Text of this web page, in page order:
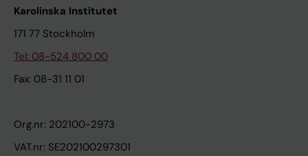
Karolinska Institutet
171 77 Stockholm
Tel: 08-524 800 00
Fax: 08-31 11 01
Org.nr: 202100-2973
VAT.nr: SE202100297301